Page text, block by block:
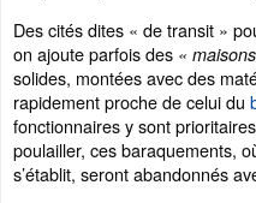
Des cités dites « de transit »
on ajoute parfois des «
solides, montées avec des
rapidement proche de celui du
fonctionnaires y sont
poulailler, ces baraquements,
s’établit, seront abandonnés